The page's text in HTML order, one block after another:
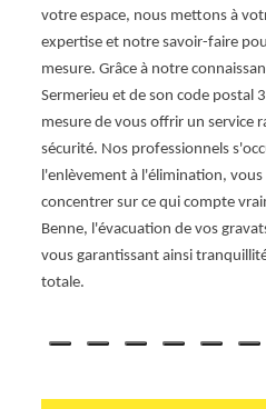
votre espace, nous mettons à
expertise et notre savoir-faire
mesure. Grâce à notre
Sermerieu et de son code postal
mesure de vous offrir un service
sécurité. Nos professionnels
l'enlèvement à l'élimination,
concentrer sur ce qui compte
Benne, l'évacuation de vos
vous garantissant ainsi
totale.